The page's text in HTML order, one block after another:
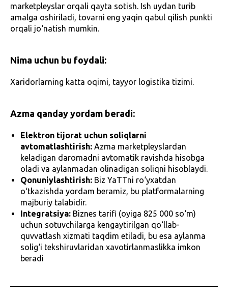
marketpleyslar orqali qayta sotish. Ish uydan turib
amalga oshiriladi, tovarni eng yaqin qabul qilish punkti
orqali jo‘natish mumkin.
Nima uchun bu foydali:
Xaridorlarning katta oqimi, tayyor logistika tizimi.
Azma qanday yordam beradi:
Elektron tijorat uchun soliqlarni
avtomatlashtirish: Azma marketpleyslardan
keladigan daromadni avtomatik ravishda hisobga
oladi va aylanmadan olinadigan soliqni hisoblaydi.
Qonuniylashtirish: Biz YaTTni ro‘yxatdan
o‘tkazishda yordam beramiz, bu platformalarning
majburiy talabidir.
Integratsiya: Biznes tarifi (oyiga 825 000 so‘m)
uchun sotuvchilarga kengaytirilgan qo‘llab-
quvvatlash xizmati taqdim etiladi, bu esa aylanma
solig‘i tekshiruvlaridan xavotirlanmaslikka imkon
beradi